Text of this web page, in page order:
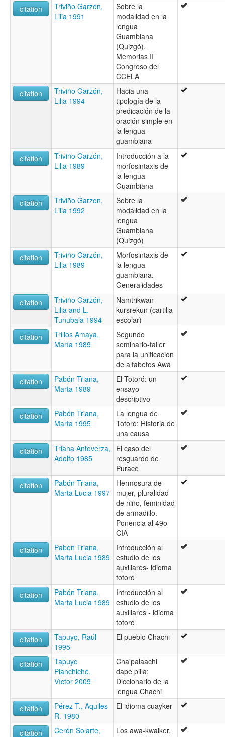
citation
Triviño Garzón,
Lilia 1991
Sobre la
modalidad en la
lengua
Guambiana
(Quizgó).
Memorias II
Congreso del
CCELA
citation
Triviño Garzón,
Lilia 1994
Hacia una
tipología de la
predicación de la
oración simple en
la lengua
guambiana
citation
Triviño Garzón,
Lilia 1989
Introducción a la
morfosintaxis de
la lengua
Guambiana
citation
Triviño Garzon,
Lilia 1992
Sobre la
modalidad en la
lengua
Guambiana
(Quizgó)
citation
Triviño Garzón,
Lilia 1989
Morfosintaxis de
la lengua
guambiana.
Generalidades
citation
Triviño Garzón,
Lilia and L.
Tunubala 1994
Namtrikwan
kursrekun (cartilla
escolar)
citation
Trillos Amaya,
María 1989
Segundo
seminario-taller
para la unificación
de alfabetos Awá
citation
Pabón Triana,
Marta 1989
El Totoró: un
ensayo
descriptivo
citation
Pabón Triana,
Marta 1995
La lengua de
Totoró: Historia de
una causa
citation
Triana Antoverza,
Adolfo 1985
El caso del
resguardo de
Puracé
citation
Pabón Triana,
Marta Lucia 1997
Hermosura de
mujer, pluralidad
de niño, feminidad
de armadillo.
Ponencia al 49o
CIA
citation
Pabón Triana,
Marta Lucia 1989
Introducción al
estudio de los
auxiliares- idioma
totoró
citation
Pabón Triana,
Marta Lucia 1989
Introducción al
estudio de los
auxiliares - idioma
totoró
citation
Tapuyo, Raúl
1995
El pueblo Chachi
citation
Tapuyo
Pianchiche,
Víctor 2009
Cha'palaachi
dape pilla:
Diccionario de la
lengua Chachi
citation
Pérez T., Aquiles
R. 1980
El idioma cuayker
citation
Cerón Solarte,
Los awa-kwaiker.